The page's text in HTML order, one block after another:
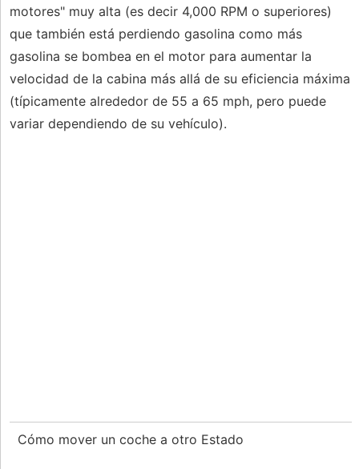
motores" muy alta (es decir 4,000 RPM o superiores)
que también está perdiendo gasolina como más
gasolina se bombea en el motor para aumentar la
velocidad de la cabina más allá de su eficiencia máxima
(típicamente alrededor de 55 a 65 mph, pero puede
variar dependiendo de su vehículo).
Cómo mover un coche a otro Estado